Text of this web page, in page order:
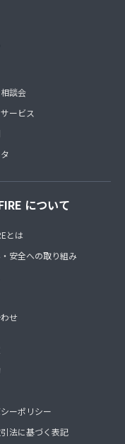
談会
ービス
について
とは
安全への取り組み
せ
ーポリシー
法に基づく表記